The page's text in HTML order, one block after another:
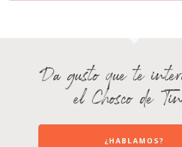
Da gusto que te
el Chosco de
¿HABLAMOS?